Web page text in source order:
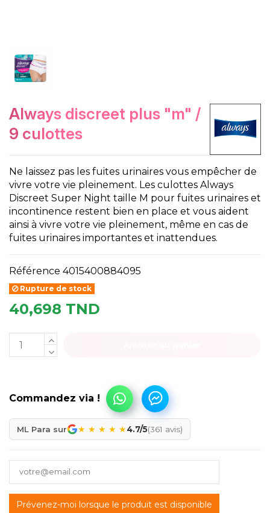
always discreet plus "m" /
9 culottes
Ne laissez pas les fuites urinaires vous empêcher de
vivre votre vie pleinement. Les culottes Always
Discreet Super Night taille M pour fuites urinaires et
incontinence restent bien en place et vous aident
ainsi à vivre votre vie pleinement, même en cas de
fuites urinaires importantes et inattendues.
Référence 4015400884095
Rupture de stock
40,698 TND
ML Para sur ★ ★ ★ ★ ★4.7/5(361 avis)